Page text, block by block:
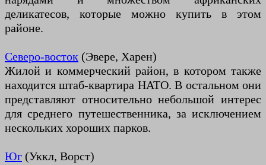
деликатесов, которые можно купить в этом
районе.
Северо-восток (Эвере, Харен)
Жилой и коммерческий район, в котором также
находится штаб-квартира НАТО. В остальном они
представляют относительно небольшой интерес
для среднего путешественника, за исключением
нескольких хороших парков.
Юг (Уккл, Ворст)